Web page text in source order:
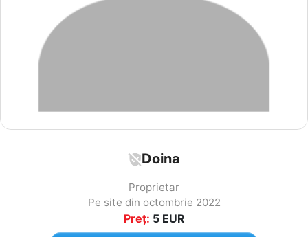
Doina
Proprietar
Pe site din octombrie 2022
Preț: 5 EUR